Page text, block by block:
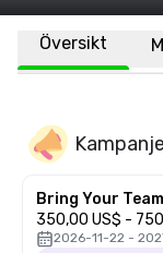
Översikt
Bring Your
350,00 US$ -
2026-11-22 -